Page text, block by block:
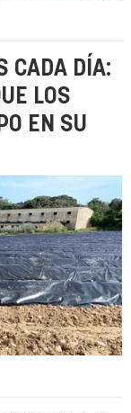
CADA DÍA:
LOS
EN SU